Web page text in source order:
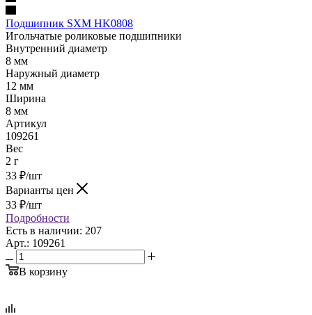
Подшипник SXM HK0808
Игольчатые роликовые подшипники
Внутренний диаметр
8 мм
Наружный диаметр
12 мм
Ширина
8 мм
Артикул
109261
Вес
2 г
33 ₽/шт
Варианты цен
33 ₽/шт
Подробности
Есть в наличии: 207
Арт.: 109261
В корзину